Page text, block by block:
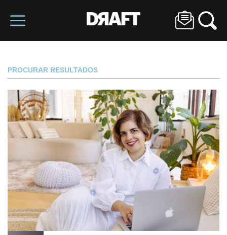
PROCURAR RESULTADOS